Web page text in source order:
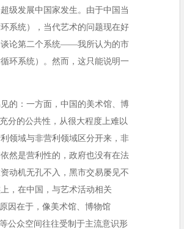
级发展中国家发生。由于中国当
系统），当代艺术的问题现在好
谈论第二个系统——我所认为的市
环系统）。然而，这只能说明一
的：一方面，中国的美术馆、博
分的公共性，从很大程度上难以
领域与非营利领域区分开来，非
然是营利性的，政府也没有在法
动机无孔不入，黑市交易屡见不
，在中国，与艺术活动相关
因在于，像美术馆、博物馆
公众空间往往受制于主流意识形